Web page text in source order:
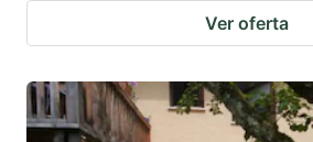
Ver oferta